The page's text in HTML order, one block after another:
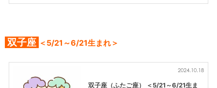
双子座 ＜5/21～6/21生まれ＞
2024.10.18
双子座（ふたご座） ＜5/21～6/21生ま